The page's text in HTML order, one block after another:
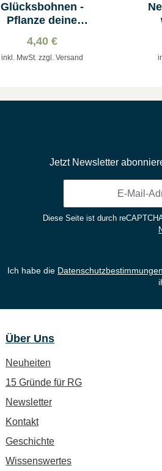
Glücksbohnen -
Pflanze deine
4,40 €
inkl. MwSt. zzgl. Versand
Jetzt Newsletter
*
Diese Seite ist durch
Ich habe die Datenschutzbestimmungen
Über Uns
Neuheiten
15 Gründe für RG
Newsletter
Kontakt
Geschichte
Wissenswertes